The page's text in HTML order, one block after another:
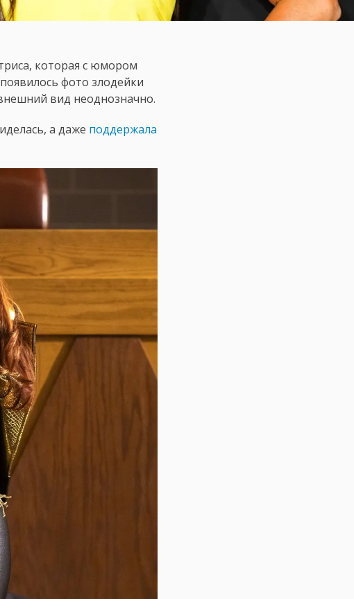
которая с юмором
фото злодейки
вид неоднозначно.
а даже поддержала